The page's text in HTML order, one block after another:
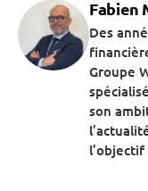
Fabien
Des
Groupe
son
l’objectif